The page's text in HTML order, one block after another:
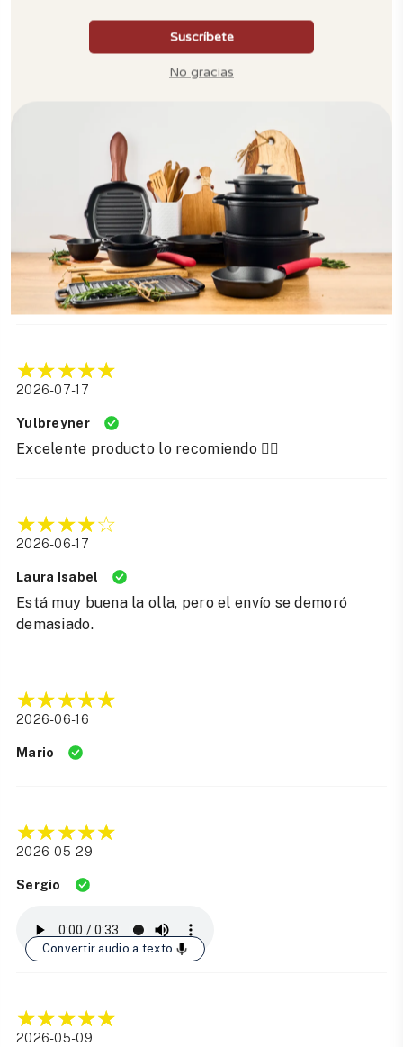
Espectacular
2026-07-17
Rodrigo
Me encantan los productos de Victoria
2026-07-17
Yulbreyner
Excelente producto lo recomiendo 👍🏽
2026-06-17
Laura Isabel
Está muy buena la olla, pero el envío se demoró
demasiado.
2026-06-16
Mario
2026-05-29
Sergio
Convertir audio a texto
2026-05-09